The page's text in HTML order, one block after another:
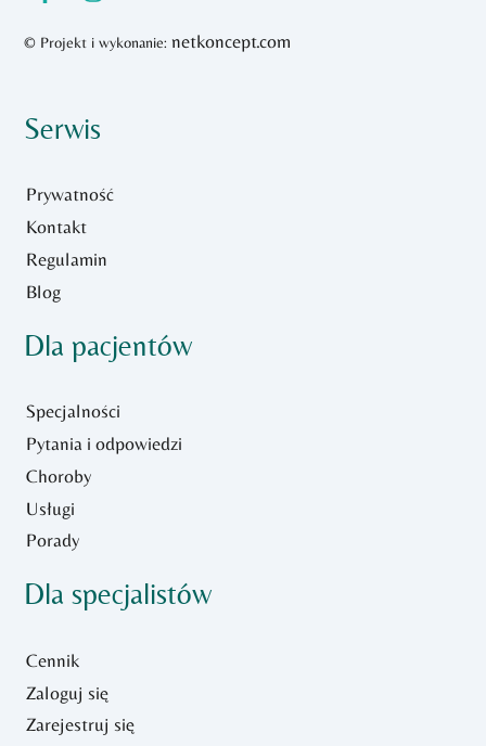
© Projekt i wykonanie:netkoncept.com
Serwis
Prywatność
Kontakt
Regulamin
Blog
Dla pacjentów
Specjalności
Pytania i odpowiedzi
Choroby
Usługi
Porady
Dla specjalistów
Cennik
Zaloguj się
Zarejestruj się